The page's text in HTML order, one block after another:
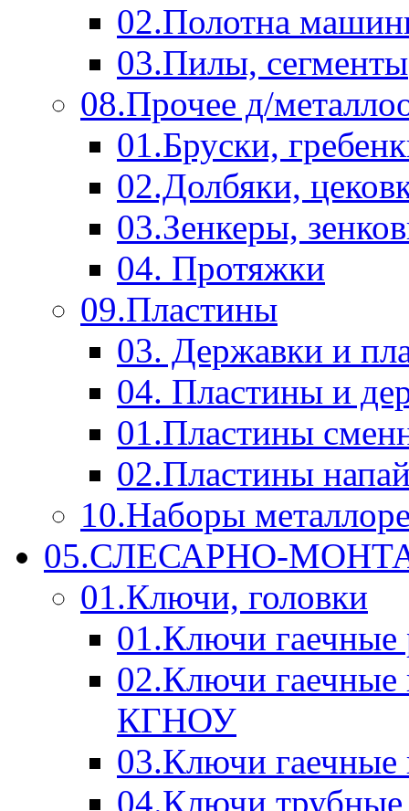
02.Полотна
03.Пилы, сегменты
08.Прочее д/
01.Бруски,
02.Долбяки,
03.Зенкеры,
04. Протяжки
09.Пластины
03. Державки и
04. Пластины и
01.Пластины
02.Пластины
10.Наборы
05.СЛЕСАРНО-
01.Ключи, головки
01.Ключи
02.Ключи
КГНОУ
03.Ключи
04.Ключи